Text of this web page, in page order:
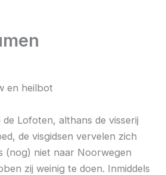
en heilbot
Lofoten, althans de visserij
de visgidsen vervelen zich
(nog) niet naar Noorwegen
zij weinig te doen. Inmiddels